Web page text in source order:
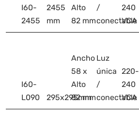
I60-
2455
2455
mm
Alto
82 mm
/
conectable
240
VCA
I60-
L090
295x295mm
Ancho
58 x
Alto
82 mm
Luz
única
/
conectable
220-
240
VCA